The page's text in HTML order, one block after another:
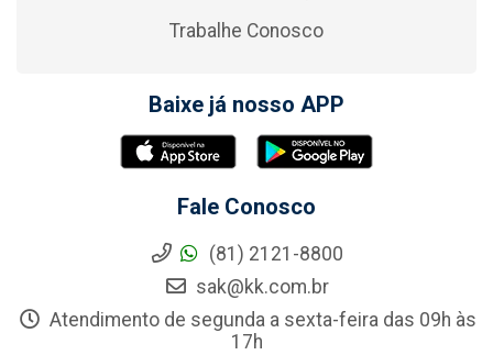
Trabalhe Conosco
Baixe já nosso APP
Fale Conosco
(81) 2121-8800
sak@kk.com.br
Atendimento de segunda a sexta-feira das 09h às
17h